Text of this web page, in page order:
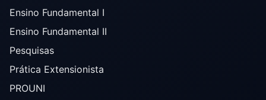
Ensino Fundamental I
Ensino Fundamental II
Pesquisas
Prática Extensionista
PROUNI